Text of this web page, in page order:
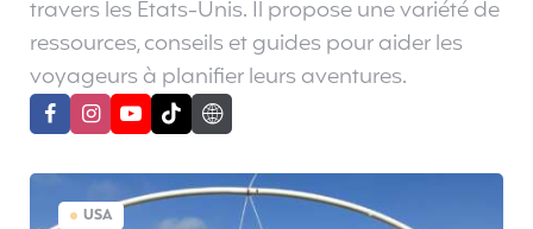
travers les États-Unis. Il propose une variété de
ressources, conseils et guides pour aider les
voyageurs à planifier leurs aventures.
USA